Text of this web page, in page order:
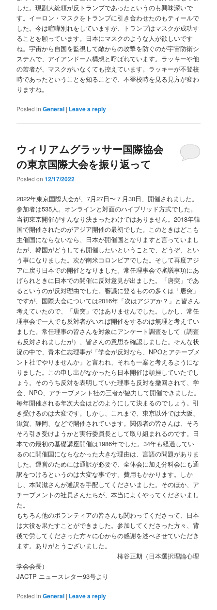
した。現副大統領が反トランプであったというのも興味深いで
す。イーロン・マスクをトランプに引き合わせたのもティールで
した。今は喧嘩別れをしていますが、トランプはマスクが成功す
ることを願っています。日本にマスクのような人が欲しいです
ね。宇宙から自国を監視して敵からの攻撃を防ぐのが宇宙防衛シ
ステムで、アイアンドーム構想と呼ばれています。ラッキーや他
の若者が、マスクがいなくても控えています。ラッキーが不登校
時であったということを知ることで、不登校時を見る見方が変わ
りますね。
Posted in General | Leave a reply
ウィリアムグラッサー国際協会
の東京国際大会を振り返って
Posted on12/17/2022
2022年東京国際大会が、7月27日〜７月30日、開催されました。
参加者は535人。オンラインと対面のハイブリッド方式でした。
当初東京開催がすんなり決まったわけではありません。2018年韓
国で開催されたのがアジア開催の最初でした。このときはどこも
主催国にならないなら、日本が開催国となりますと言っていまし
たが、韓国がどうしても開催したいということで、どうぞ、とい
う事になりました。次が南米コロンビアでした。そして再度アジ
アに戻り日本での開催となりました。常任理事会で審議事項にあ
げられときに日本での開催に反対意見が出ました。「唐突」であ
るというのが反対理由でした。審議に登るものの多くは「唐突」
ですが、国際大会については2016年「次はアジアか？」と皆さん
考えていたので、「唐突」ではありませんでした。しかし、常任
理事会で一人でも反対者がいれば開催をするのは無理と考えてい
ました。常任理事の皆さんを対象にアンケート調査をして（調査
も反対されましたが）、皆さんの意思を確認しました。そんな状
況の中で、青木仁志理事が「学会が反対なら、NPOとアチーブメ
ント社でやりませんか」と言われ、それも一案と考えるようにな
りました。この申し出がなかったら日本開催は頓挫していたでし
ょう。そのうち反対を表明していた理事も反対を撤回されて、学
会、NPO、アチーブメント社の三者が協力して開催できました。
毎年開催される年次大会はどのようにして決まるのでしょう。引
き受けるのは大変です。しかし、これまで、東京以外では大阪、
滋賀、静岡、などで開催されています。関係者の皆さんは、そろ
そろ引き受けようかと実行委員長として取り組まれるのです。日
本での最初の基礎講座開催は1986年でした。34年も経過してい
るのに開催国にならなかった大きな理由は、言語の問題がありま
した。運営のためには通訳が必要で、全体会に加え分科会にも通
訳をつけるというのは大変な事です。費用もかかります。しか
し、本間滋さんが通訳を手配してくださいました。そのほか、ア
チーブメントの社員さんたちが、本当によくやってくださいまし
た。
もちろん他のボランティアの皆さんも関わってくださって、日本
は大役を果たすことができました。参加してくださった方々、背
後で労してくださった方々に心からの感謝を述べさせていただき
ます。ありがとうございました。
柿谷正期（日本選択理論心理
学会会長）
JACTP ニュースレター93号より
Posted in General | Leave a reply